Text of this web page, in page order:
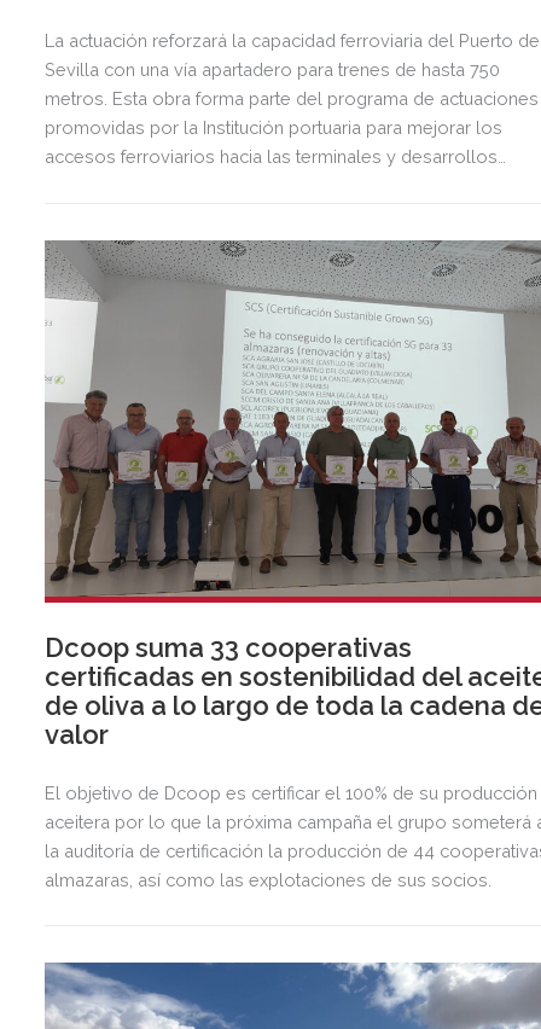
La actuación reforzará la capacidad ferroviaria del Puerto de
Sevilla con una vía apartadero para trenes de hasta 750
metros. Esta obra forma parte del programa de actuaciones
promovidas por la Institución portuaria para mejorar los
accesos ferroviarios hacia las terminales y desarrollos
Dcoop suma 33 cooperativas
certificadas en sostenibilidad del
de oliva a lo largo de toda la cadena
valor
El objetivo de Dcoop es certificar el 100% de su producción
aceitera por lo que la próxima campaña el grupo someterá
la auditoría de certificación la producción de 44
almazaras, así como las explotaciones de sus socios.